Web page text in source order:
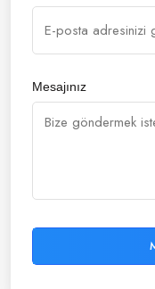
Mesajınız